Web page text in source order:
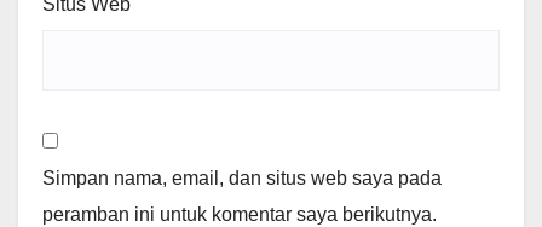
Situs Web
Simpan nama, email, dan situs web saya pada
peramban ini untuk komentar saya berikutnya.